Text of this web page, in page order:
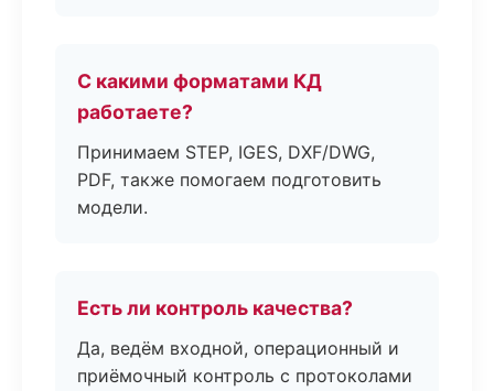
С какими форматами КД
работаете?
Принимаем STEP, IGES, DXF/DWG,
PDF, также помогаем подготовить
модели.
Есть ли контроль качества?
Да, ведём входной, операционный и
приёмочный контроль с протоколами